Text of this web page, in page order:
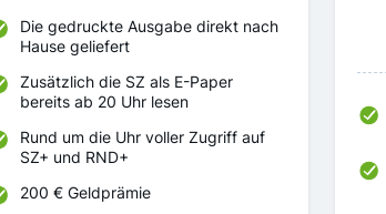
Die gedruckte Ausgabe direkt nach
Hause geliefert
Zusätzlich die SZ als E-Paper
bereits ab 20 Uhr lesen
Rund um die Uhr voller Zugriff auf
SZ+ und RND+
200 € Geldprämie